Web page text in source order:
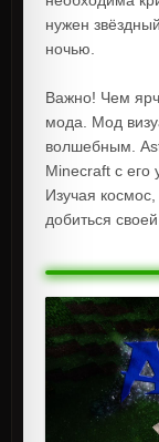
нужен
ночью.
Важно! Чем
мода. Мод
волшебным.
Minecraft с его
Изучая
добиться